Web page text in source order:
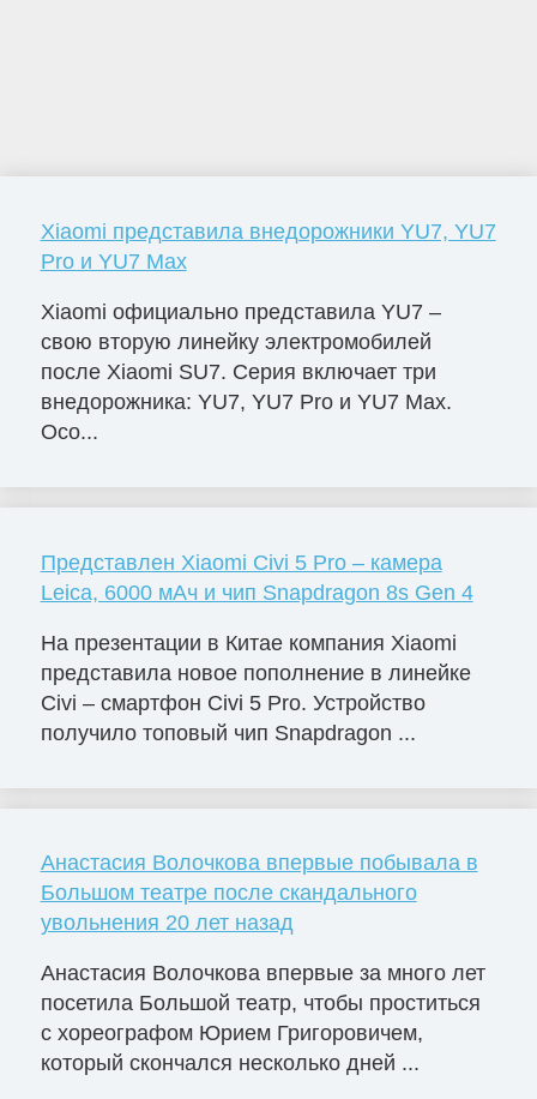
Xiaomi представила внедорожники YU7, YU7
Pro и YU7 Max
Xiaomi официально представила YU7 –
свою вторую линейку электромобилей
после Xiaomi SU7. Серия включает три
внедорожника: YU7, YU7 Pro и YU7 Max.
Осо...
Представлен Xiaomi Civi 5 Pro – камера
Leica, 6000 мАч и чип Snapdragon 8s Gen 4
На презентации в Китае компания Xiaomi
представила новое пополнение в линейке
Civi – смартфон Civi 5 Pro. Устройство
получило топовый чип Snapdragon ...
Анастасия Волочкова впервые побывала в
Большом театре после скандального
увольнения 20 лет назад
Анастасия Волочкова впервые за много лет
посетила Большой театр, чтобы проститься
с хореографом Юрием Григоровичем,
который скончался несколько дней ...